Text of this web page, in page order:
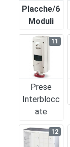
Placche/6
Moduli
Prese
Interblocc
Ate
11
12